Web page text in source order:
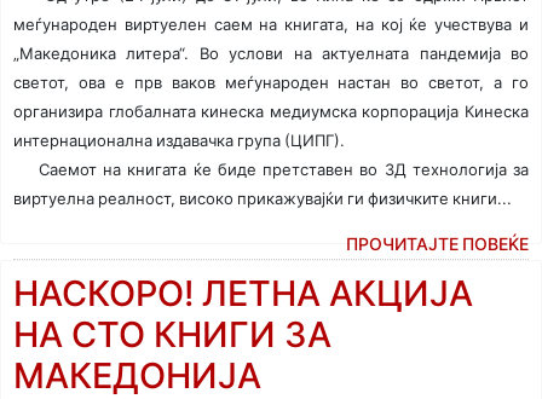
меѓународен виртуелен саем на книгата, на кој ќе учествува и
„Македоника литера“. Во услови на актуелната пандемија во
светот, ова е прв ваков меѓународен настан во светот, а го
организира глобалната кинеска медиумска корпорација Кинеска
интернационална издавачка група (ЦИПГ).
Саемот на книгата ќе биде претставен во 3Д технологија за
виртуелна реалност, високо прикажувајќи ги физичките книги...
ПРОЧИТАЈТЕ ПОВЕЌЕ
НАСКОРО! ЛЕТНА АКЦИЈА
НА СТО КНИГИ ЗА
МАКЕДОНИЈА